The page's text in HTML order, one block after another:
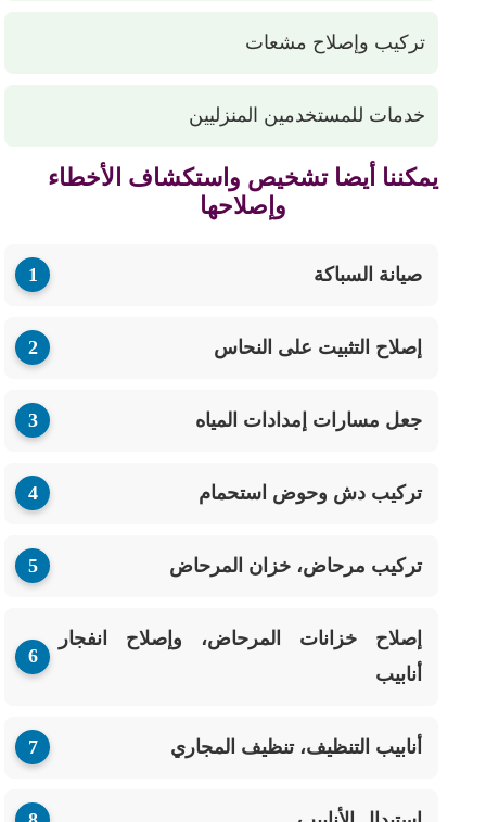
تركيب وإصلاح مشعات
خدمات للمستخدمين المنزليين
يمكننا أيضا تشخيص واستكشاف الأخطاء
وإصلاحها
صيانة السباكة
إصلاح التثبيت على النحاس
جعل مسارات إمدادات المياه
تركيب دش وحوض استحمام
تركيب مرحاض، خزان المرحاض
إصلاح خزانات المرحاض، وإصلاح انفجار
أنابيب
أنابيب التنظيف، تنظيف المجاري